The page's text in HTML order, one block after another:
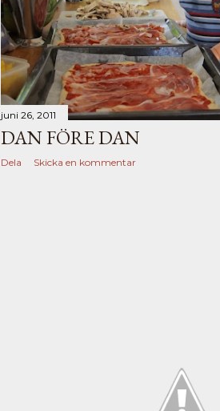
juni 26, 2011
DAN FÖRE DAN
Dela Skicka en kommentar